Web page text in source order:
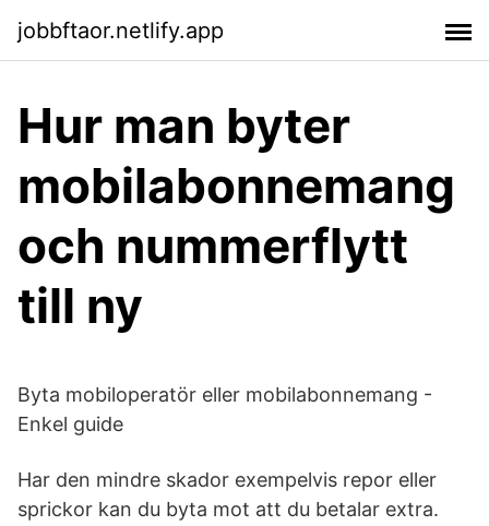
jobbftaor.netlify.app
Hur man byter
mobilabonnemang
och nummerflytt
till ny
Byta mobiloperatör eller mobilabonnemang -
Enkel guide
Har den mindre skador exempelvis repor eller
sprickor kan du byta mot att du betalar extra.